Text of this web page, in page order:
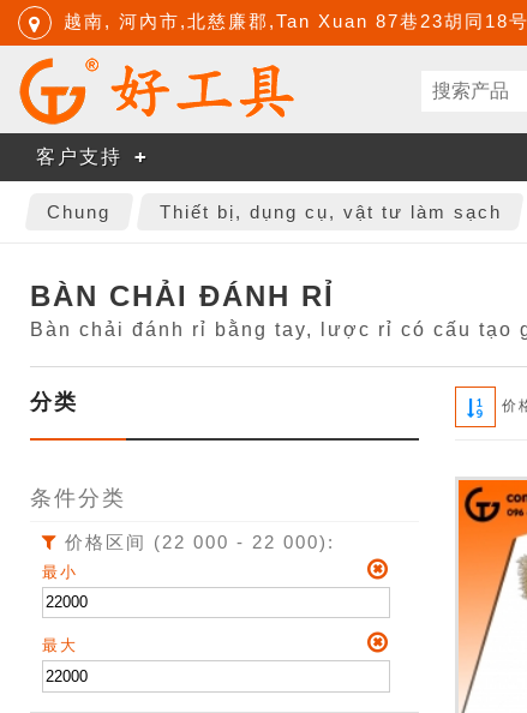
越南, 河內市,北慈廉郡,Tan Xuan 87巷23胡同18号
客户支持
Chung Thiết bị, dụng cụ, vật tư làm sạch
BÀN CHẢI ĐÁNH RỈ
Bàn chải đánh rỉ bằng tay, lược rỉ có cấu tạo
分类
条件分类
价格区间 (22 000 - 22 000):
最小
最大
价